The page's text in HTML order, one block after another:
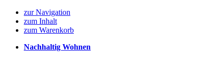
zur Navigation
zum Inhalt
zum Warenkorb
Nachhaltig Wohnen